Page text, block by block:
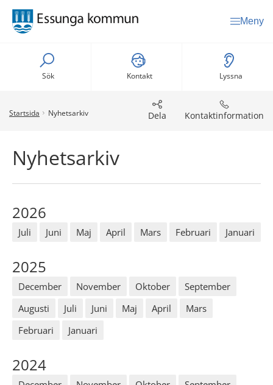
Meny
Sök Kontakt Lyssna
Startsida Nyhetsarkiv Dela Kontaktinformation
Nyhetsarkiv
2026
Juli Juni Maj April Mars Februari Januari
2025
December November Oktober
September
Augusti
Juli Juni Maj April
Mars
Februari
Januari
2024